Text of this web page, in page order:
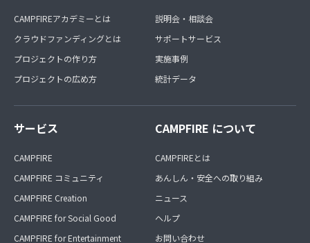
CAMPFIREアカデミーとは
クラウドファンディングとは
プロジェクトの作り方
プロジェクトの広め方
説明会・相談会
サポートサービス
実施事例
統計データ
サービス
CAMPFIRE
CAMPFIRE コミュニティ
CAMPFIRE Creation
CAMPFIRE for Social Good
CAMPFIRE for Entertainment
CAMPFIRE について
CAMPFIREとは
あんしん・安全への取り組み
ニュース
ヘルプ
お問い合わせ